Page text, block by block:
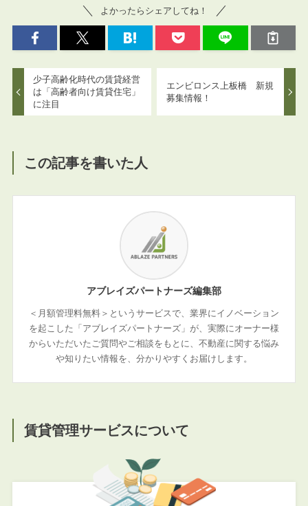
よかったらシェアしてね！
少子高齢化時代の賃貸経営
は「高齢者向け賃貸住宅」
に注目
エンビロンス上板橋 新規
募集情報！
この記事を書いた人
アブレイズパートナーズ編集部
＜月額管理料無料＞というサービスで、業界にイノベーション
を起こした「アブレイズパートナーズ」が、実際にオーナー様
からいただいたご質問やご相談をもとに、不動産に関する悩み
や知りたい情報を、分かりやすくお届けします。
賃貸管理サービスについて